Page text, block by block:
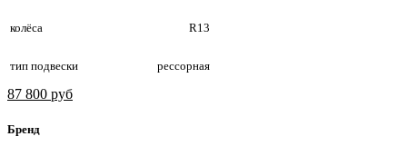
колёса R13
тип подвески рессорная
87 800 руб
Бренд